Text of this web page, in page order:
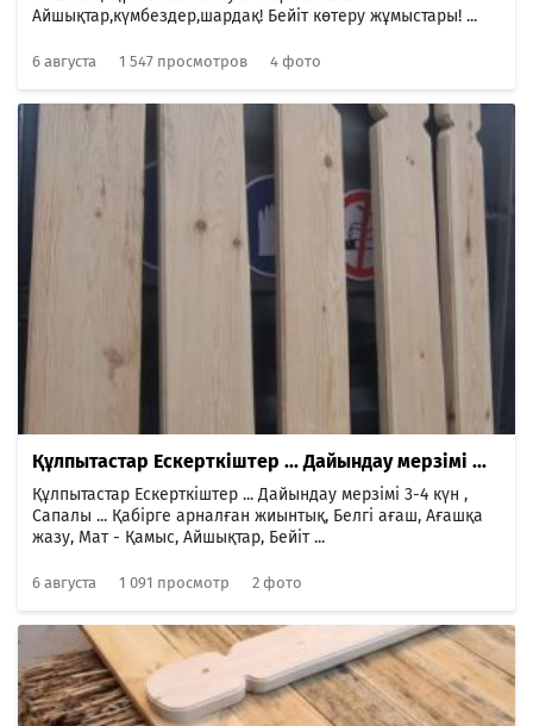
Айшықтар,күмбездер,шардақ! Бейіт көтеру жұмыстары! ...
6 августа 1 547 просмотров 4 фото
Құлпытастар Ескерткіштер ... Дайындау мерзімі ...
Құлпытастар Ескерткіштер ... Дайындау мерзімі 3-4 күн ,
Сапалы ... Қабірге арналған жиынтық, Белгі ағаш, Ағашқа
жазу, Мат - Қамыс, Айшықтар, Бейіт ...
6 августа 1 091 просмотр 2 фото